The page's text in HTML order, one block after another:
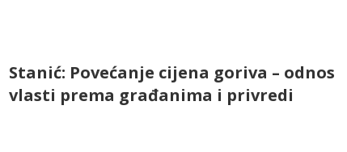
Stanić: Povećanje cijena goriva – odnos
vlasti prema građanima i privredi